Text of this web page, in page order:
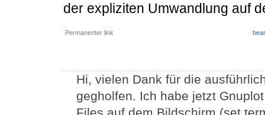
der expliziten Umwandlung auf
Permanenter link
Hi, vielen Dank für die
gegholfen. Ich habe jetzt